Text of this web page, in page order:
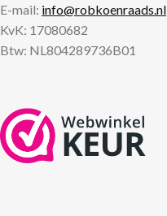
E-mail: info@robkoenraads.nl
KvK: 17080682
Btw: NL804289736B01